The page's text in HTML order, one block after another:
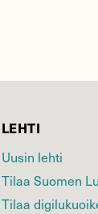
LEHTI
Uusin lehti
Tilaa Suomen
Tilaa